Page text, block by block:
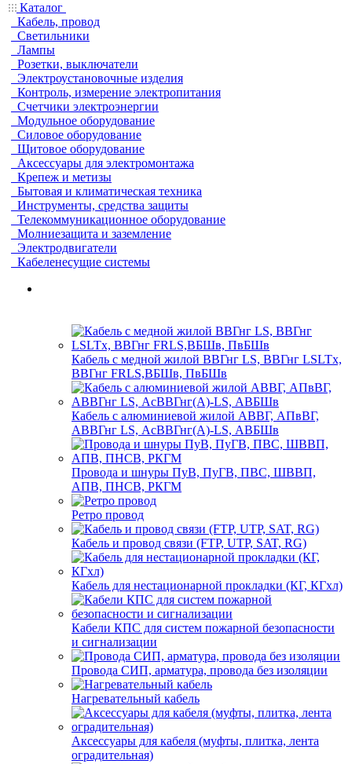
Каталог
Кабель, провод
Светильники
Лампы
Розетки, выключатели
Электроустановочные изделия
Контроль, измерение электропитания
Счетчики электроэнергии
Модульное оборудование
Силовое оборудование
Щитовое оборудование
Аксессуары для электромонтажа
Крепеж и метизы
Бытовая и климатическая техника
Инструменты, средства защиты
Телекоммуникационное оборудование
Молниезащита и заземление
Электродвигатели
Кабеленесущие системы
Кабель с медной жилой ВВГнг LS, ВВГнг LSLTx,
ВВГнг FRLS,ВБШв, ПвБШв
Кабель с алюминиевой жилой АВВГ, АПвВГ,
АВВГнг LS, АсВВГнг(А)-LS, АВБШв
Провода и шнуры ПуВ, ПуГВ, ПВС, ШВВП,
АПВ, ПНСВ, РКГМ
Ретро провод
Кабель и провод связи (FTP, UTP, SAT, RG)
Кабель для нестационарной прокладки (КГ, КГхл)
Кабели КПС для систем пожарной безопасности
и сигнализации
Провода СИП, арматура, провода без изоляции
Нагревательный кабель
Аксессуары для кабеля (муфты, плитка, лента
оградительная)